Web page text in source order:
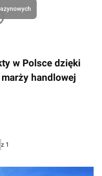
w Polsce dzięki
handlowej
z 1